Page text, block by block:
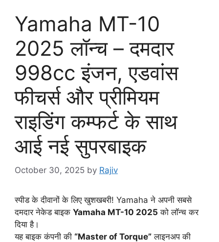
Yamaha MT-10
2025 लॉन्च – दमदार
998cc इंजन, एडवांस
फीचर्स और प्रीमियम
राइडिंग कम्फर्ट के साथ
आई नई सुपरबाइक
October 30, 2025 by Rajiv
स्पीड के दीवानों के लिए खुशखबरी! Yamaha ने अपनी सबसे
दमदार नेकेड बाइक Yamaha MT-10 2025 को लॉन्च कर
दिया है।
यह बाइक कंपनी की “Master of Torque” लाइनअप की